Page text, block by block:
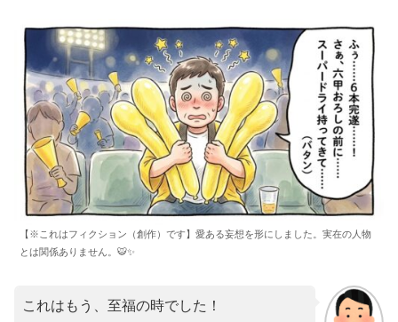
【※これはフィクション（創作）です】愛ある妄想を形にしました。実在の人物
とは関係ありません。🐯✨
これはもう、至福の時でした！